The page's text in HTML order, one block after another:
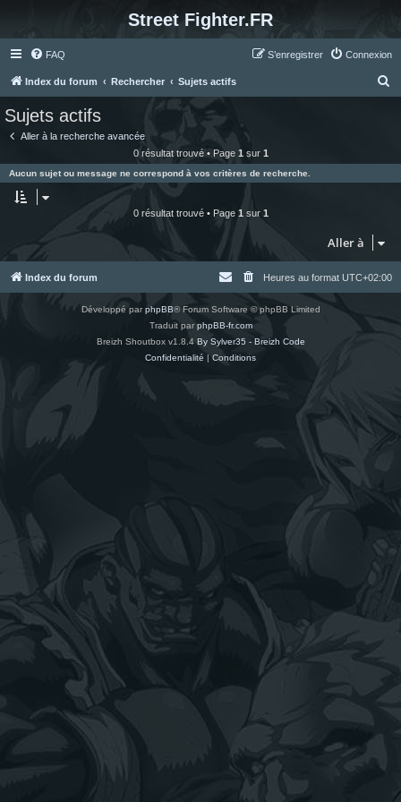
Street Fighter.FR
FAQ Connexion
S’enregistrer
Index du forum Rechercher Sujets actifs
e
r
Sujets actifs
Aller à la recherche avancée
0 résultat trouvé • Page 1 sur 1
Aucun sujet ou message ne correspond à vos critères de recherche.
0 résultat trouvé • Page 1 sur 1
Aller à
Index du forum Heures au format UTC+02:00
Développé parphpBB® Forum Software © phpBB Limited
Traduit parphpBB-fr.com
Breizh Shoutbox v1.8.4 By Sylver35 - Breizh Code
Confidentialité | Conditions